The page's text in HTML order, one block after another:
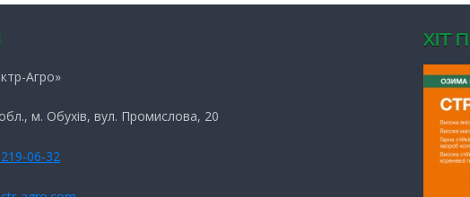
Агро»
м. Обухів, вул. Промислова, 20
06-32
ХIТ